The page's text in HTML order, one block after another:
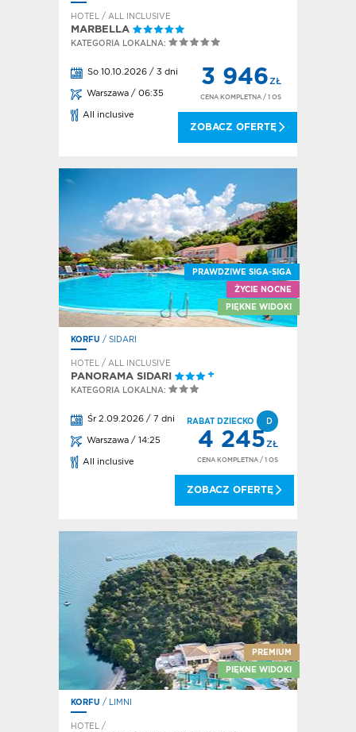
HOTEL / ALL INCLUSIVE
MARBELLA
KATEGORIA LOKALNA:
So 10.10.2026 / 3 dni
Warszawa / 06:35
All inclusive
3 946ZŁ
CENA KOMPLETNA / 1 OS
ZOBACZ OFERTĘ
PRAWDZIWE SIGA-SIGA
ŻYCIE NOCNE
PIĘKNE WIDOKI
KORFU / SIDARI
HOTEL / ALL INCLUSIVE
PANORAMA SIDARI
KATEGORIA LOKALNA:
Śr 2.09.2026 / 7 dni
Warszawa / 14:25
All inclusive
RABAT DZIECKO D
4 245ZŁ
CENA KOMPLETNA / 1 OS
ZOBACZ OFERTĘ
PREMIUM
PIĘKNE WIDOKI
KORFU / LIMNI
HOTEL /